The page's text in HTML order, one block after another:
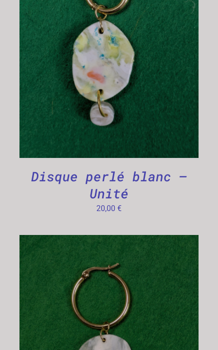
CHOIX DES OPTIONS
Disque perlé blanc –
Unité
20,00 €
CHOIX DES OPTIONS
/